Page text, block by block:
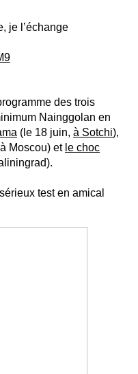
je l’échange
des trois
Nainggolan en
(le 18 juin,à Sotchi),
Moscou) et le choc
test en amical